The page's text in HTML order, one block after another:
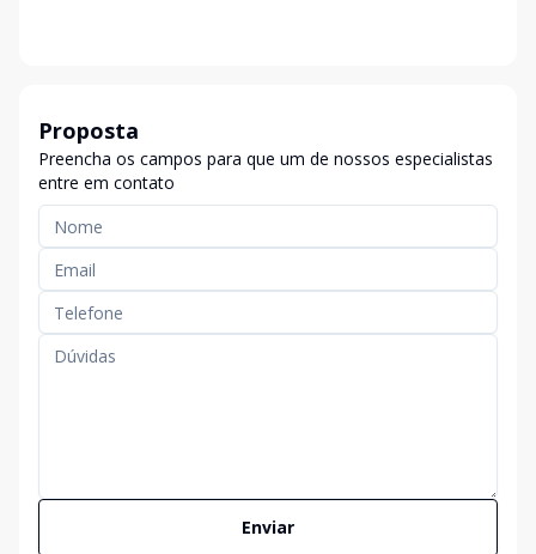
Proposta
Preencha os campos para que um de nossos especialistas
entre em contato
Enviar